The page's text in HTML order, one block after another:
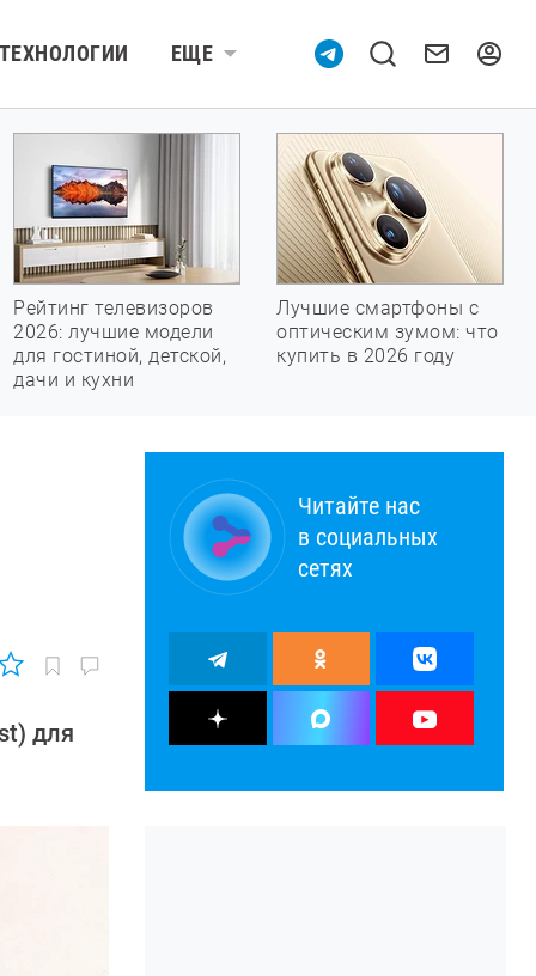
ТЕХНОЛОГИИ ЕЩЕ
Рейтинг телевизоров
2026: лучшие модели
для гостиной, детской,
дачи и кухни
Лучшие смартфоны с
оптическим зумом: что
купить в 2026 году
для
Читайте нас
в социальных
сетях